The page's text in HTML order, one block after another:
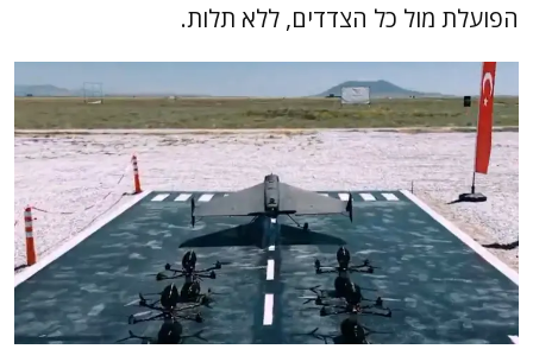
הפועלת מול כל הצדדים, ללא תלות.